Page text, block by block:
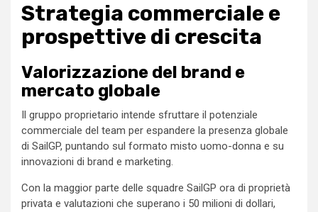
Strategia commerciale e
prospettive di crescita
Valorizzazione del brand e
mercato globale
Il gruppo proprietario intende sfruttare il potenziale
commerciale del team per espandere la presenza globale
di SailGP, puntando sul formato misto uomo-donna e su
innovazioni di brand e marketing.
Con la maggior parte delle squadre SailGP ora di proprietà
privata e valutazioni che superano i 50 milioni di dollari,